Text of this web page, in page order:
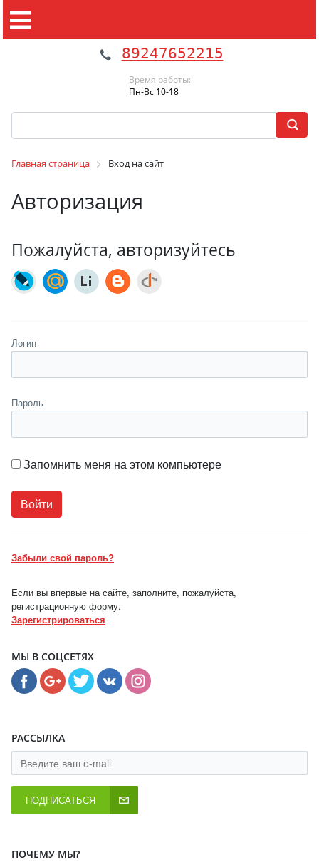
89247652215
Время работы:
Пн-Вс 10-18
Главная страница Вход на сайт
Авторизация
Пожалуйста, авторизуйтесь
Логин
Пароль
Запомнить меня на этом компьютере
Забыли свой пароль?
Если вы впервые на сайте, заполните, пожалуйста,
регистрационную форму.
Зарегистрироваться
МЫ В СОЦСЕТЯХ
РАССЫЛКА
ПОДПИСАТЬСЯ
ПОЧЕМУ МЫ?